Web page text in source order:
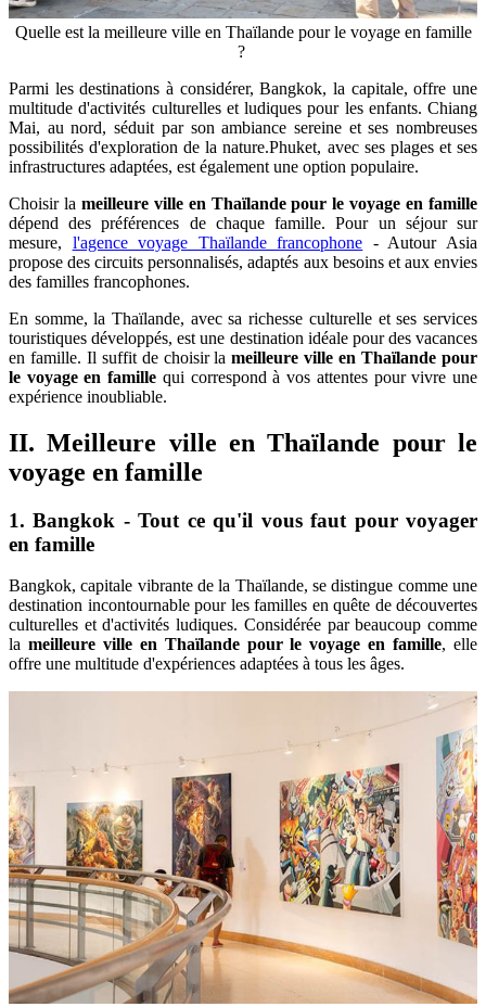
Quelle est la meilleure ville en Thaïlande pour le voyage en famille
?
Parmi les destinations à considérer, Bangkok, la capitale, offre une
multitude d'activités culturelles et ludiques pour les enfants. Chiang
Mai, au nord, séduit par son ambiance sereine et ses nombreuses
possibilités d'exploration de la nature.Phuket, avec ses plages et ses
infrastructures adaptées, est également une option populaire.
Choisir la meilleure ville en Thaïlande pour le voyage en famille
dépend des préférences de chaque famille. Pour un séjour sur
mesure, l'agence voyage Thaïlande francophone - Autour Asia
propose des circuits personnalisés, adaptés aux besoins et aux envies
des familles francophones.
En somme, la Thaïlande, avec sa richesse culturelle et ses services
touristiques développés, est une destination idéale pour des vacances
en famille. Il suffit de choisir la meilleure ville en Thaïlande pour
le voyage en famille qui correspond à vos attentes pour vivre une
expérience inoubliable.
II. Meilleure ville en Thaïlande pour le
voyage en famille
1. Bangkok - Tout ce qu'il vous faut pour voyager
en famille
Bangkok, capitale vibrante de la Thaïlande, se distingue comme une
destination incontournable pour les familles en quête de découvertes
culturelles et d'activités ludiques. Considérée par beaucoup comme
la meilleure ville en Thaïlande pour le voyage en famille, elle
offre une multitude d'expériences adaptées à tous les âges.